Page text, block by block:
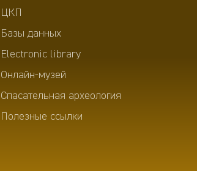
ЦКП
Базы данных
Electronic library
Онлайн-музей
Спасательная археология
Полезные ссылки